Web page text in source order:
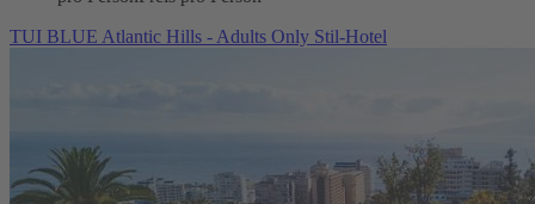
TUI BLUE Atlantic Hills - Adults Only Stil-Hotel